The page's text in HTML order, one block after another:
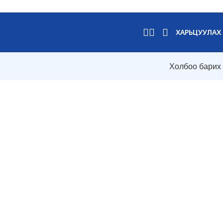
ХАРЬЦУУЛАХ
Холбоо барих